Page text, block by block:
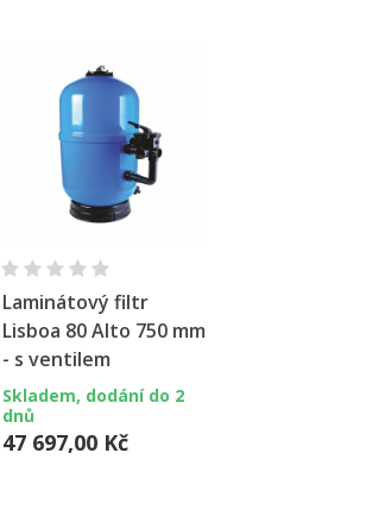
Rychlý náhled
Laminátový filtr
Lisboa 80 Alto 750 mm
- s ventilem
Skladem, dodání do 2
dnů
47 697,00 Kč